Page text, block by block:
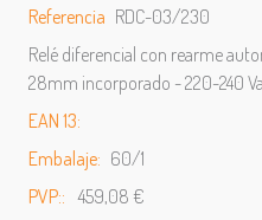
Referencia RDC-03/230
Relé diferencial con rearme
28mm incorporado - 220-240
EAN 13:
Embalaje: 60/1
PVP:: 459,08 €